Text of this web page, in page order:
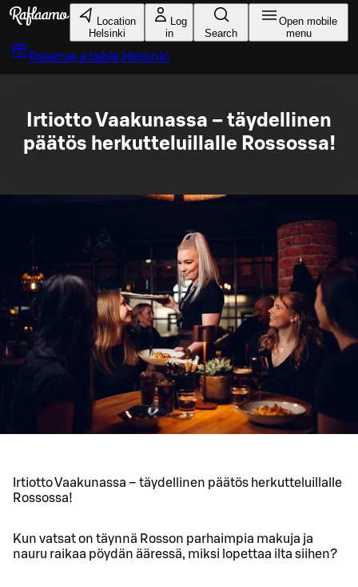
Skip to main content
Location
Helsinki
Log
in
Search
Open mobile
menu
Reserve a table Helsinki
Irtiotto Vaakunassa – täydellinen
päätös herkutteluillalle Rossossa!
Irtiotto Vaakunassa – täydellinen päätös herkutteluillalle
Rossossa!
Kun vatsat on täynnä Rosson parhaimpia makuja ja
nauru raikaa pöydän ääressä, miksi lopettaa ilta siihen?